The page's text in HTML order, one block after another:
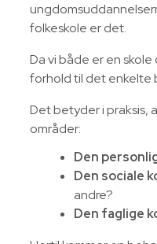
folkeskole er det.
Da vi både er en
forhold til det enkelte
Det betyder i praksis,
områder:
Den
Den sociale
andre?
Den faglige